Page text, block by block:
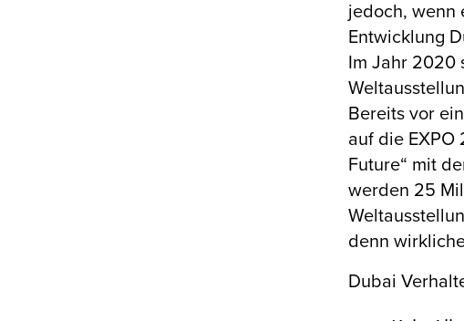
jedoch, wenn
Entwicklung
Im Jahr 2020
Bereits vor
auf die EXPO
Future“ mit
werden 25
denn
Dubai